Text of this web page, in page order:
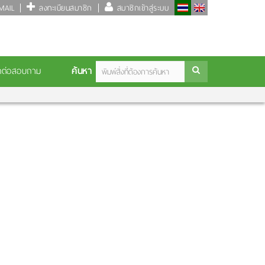
ลงทะเบียนสมาชิก สมาชิกเข้าสู่ระบบ
อสอบถาม ค้นหา